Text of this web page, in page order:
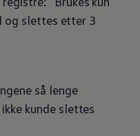
og slettes etter 3
så lenge
kunde slettes